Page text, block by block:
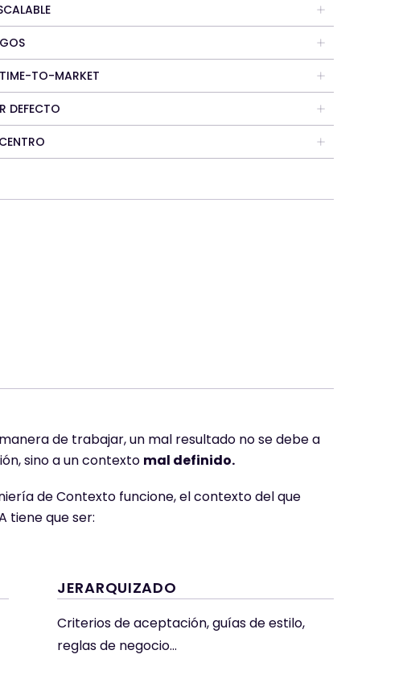
TO-MARKET
DEFECTO
de trabajar, un mal resultado no se debe a
sino a un contexto mal definido.
de Contexto funcione, el contexto del que
tiene que ser:
JERARQUIZADO
Criterios de aceptación, guías de estilo,
reglas de negocio...